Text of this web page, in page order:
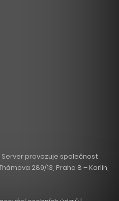
Server provozuje společnost
289/13, Praha 8 – Karlín,